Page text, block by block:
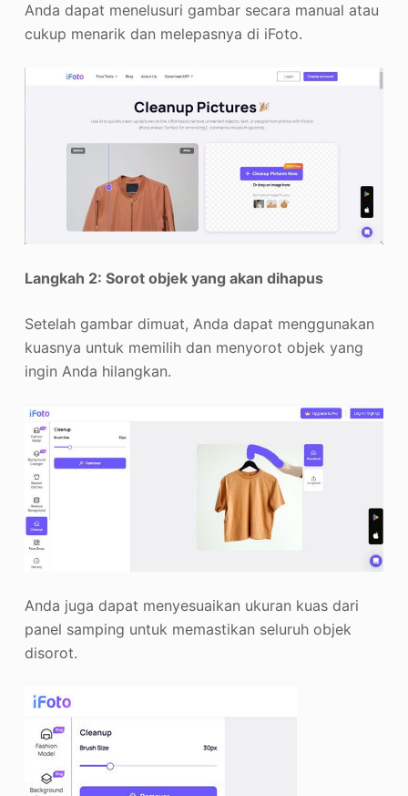
Anda dapat menelusuri gambar secara manual atau
cukup menarik dan melepasnya di iFoto.
Langkah 2: Sorot objek yang akan dihapus
Setelah gambar dimuat, Anda dapat menggunakan
kuasnya untuk memilih dan menyorot objek yang
ingin Anda hilangkan.
Anda juga dapat menyesuaikan ukuran kuas dari
panel samping untuk memastikan seluruh objek
disorot.